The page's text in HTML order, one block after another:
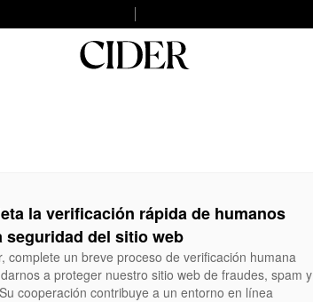
la verificación rápida de humanos
seguridad del sitio web
complete un breve proceso de verificación humana
a proteger nuestro sitio web de fraudes, spam y
cooperación contribuye a un entorno en línea